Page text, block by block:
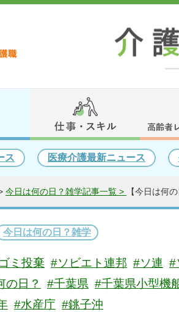
ス 医療介護最新ニュース
今日は何の日？雑学記事一覧 > 【今日は何
今日は何の日？雑学
ミ投棄 #ソビエト連邦 #ソ連 #
の日？ #千葉県 #千葉県小型機
#水産庁 #銚子沖